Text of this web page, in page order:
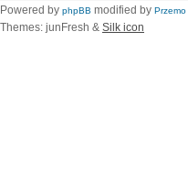
Powered by phpBB modified by Przemo
Themes: junFresh & Silk icon